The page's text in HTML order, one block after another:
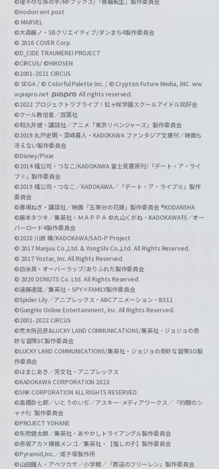
©irodori ent post
© MARVEL
©大森藤ノ・SBクリエイティブ/ダンまち4製作委員会
© 2016 COVER Corp.
©D_CIDE TRAUMEREI PROJECT
©CIRCUS/ ©HIKOSEN
©2001-2021 CIRCUS
© SEGA / © Colorful Palette Inc. / © Crypton Future Media, INC. ww
w.piapro.net
All rights reserved.
©2022 プロジェクトラブライブ！虹ヶ咲学園スクールアイドル同好会
©クール教信者／双葉社
©和久井健・講談社／アニメ「東京リベンジャーズ」製作委員会
©2019 丸戸史明・深崎暮人・KADOKAWA ファンタジア文庫刊／映画も
冴えない製作委員会
©Disney/Pixar
©2014 橘公司・つなこ/KADOKAWA 富士見書房刊/「デート・ア・ライ
ブⅡ」製作委員会
©2019 橘公司・つなこ／KADOKAWA／「デート・ア・ライブⅢ」製作
委員会
©春場ねぎ・講談社／映画「五等分の花嫁」製作委員会 ®KODANSHA
©藤本タツキ／集英社・ＭＡＰＰＡ ©丸山くがね・KADOKAWA刊／オー
バーロード4製作委員会
©2020 川原 礫/KADOKAWA/SAO-P Project
© 2017 Manjuu Co.,Ltd. & YongShi Co.,Ltd. All Rights Reserved.
© 2017 Yostar, Inc. All Rights Reserved.
©白米良・オーバーラップ/ありふれた製作委員会
© 2020 DONUTS Co. Ltd. All Rights Reserved.
©遠藤達哉／集英社・SPY×FAMILY製作委員会
©Spider Lily／アニプレックス・ABCアニメーション・BS11
©GungHo Online Entertainment, Inc. All Rights Reserved.
©2001-2022 CIRCUS
©荒木飛呂彦&LUCKY LAND COMMUNICATIONS/集英社・ジョジョの奇
妙な冒険SC製作委員会
©LUCKY LAND COMMUNICATIONS/集英社・ジョジョの奇妙な冒険SO製
作委員会
©はまじあき／芳文社・アニプレックス
©KADOKAWA CORPORATION 2023
©SNK CORPORATION ALL RIGHTS RESERVED.
©高橋弥七郎／いとうのいぢ／アスキー･メディアワークス／『灼眼のシ
ャナF』製作委員会
©PROJECT YOHANE
©矢吹健太朗／集英社・あやかしトライアングル製作委員会
©赤坂アカ×横槍メンゴ／集英社・【推しの子】製作委員会
©Pyramid,Inc.／成子坂製作所
©山田鐘人・アベツカサ／小学館／「葬送のフリーレン」製作委員会